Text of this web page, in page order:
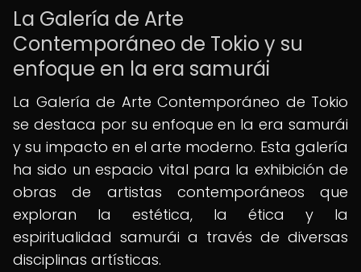
La Galería de Arte
Contemporáneo de Tokio y su
enfoque en la era samurái
La Galería de Arte Contemporáneo de Tokio
se destaca por su enfoque en la era samurái
y su impacto en el arte moderno. Esta galería
ha sido un espacio vital para la exhibición de
obras de artistas contemporáneos que
exploran la estética, la ética y la
espiritualidad samurái a través de diversas
disciplinas artísticas.